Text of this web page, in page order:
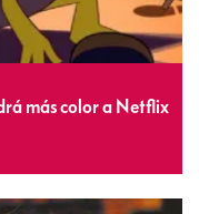
más color a Netflix